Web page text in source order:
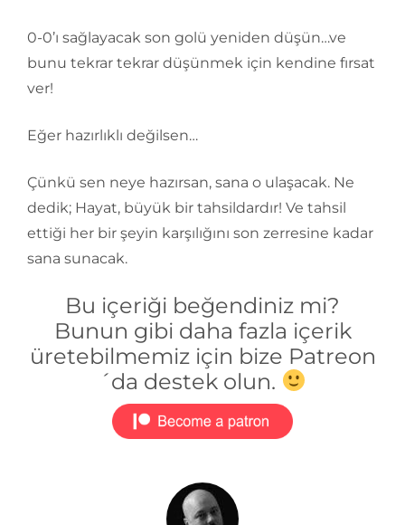
0-0’ı sağlayacak son golü yeniden düşün…ve
bunu tekrar tekrar düşünmek için kendine fırsat
ver!
Eğer hazırlıklı değilsen…
Çünkü sen neye hazırsan, sana o ulaşacak. Ne
dedik; Hayat, büyük bir tahsildardır! Ve tahsil
ettiği her bir şeyin karşılığını son zerresine kadar
sana sunacak.
Bu içeriği beğendiniz mi?
Bunun gibi daha fazla içerik
üretebilmemiz için bize Patreon
´da destek olun.